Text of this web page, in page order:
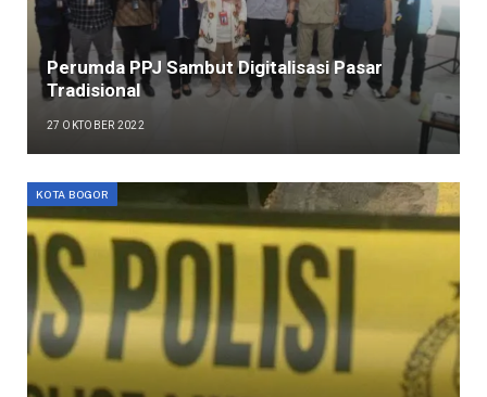
Perumda PPJ Sambut Digitalisasi Pasar
Tradisional
27 OKTOBER 2022
KOTA BOGOR